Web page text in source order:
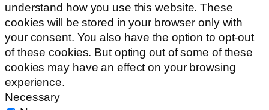
understand how you use this website. These
cookies will be stored in your browser only with
your consent. You also have the option to opt-out
of these cookies. But opting out of some of these
cookies may have an effect on your browsing
experience.
Necessary